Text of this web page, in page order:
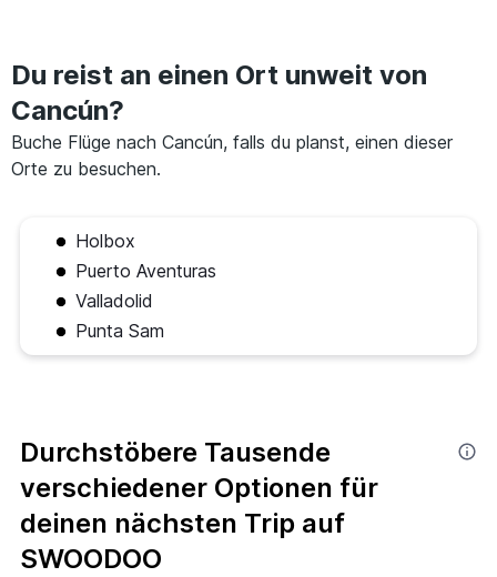
Du reist an einen Ort unweit von
Cancún?
Buche Flüge nach Cancún, falls du planst, einen dieser
Orte zu besuchen.
Holbox
Puerto Aventuras
Valladolid
Punta Sam
Durchstöbere Tausende
verschiedener Optionen für
deinen nächsten Trip auf
SWOODOO